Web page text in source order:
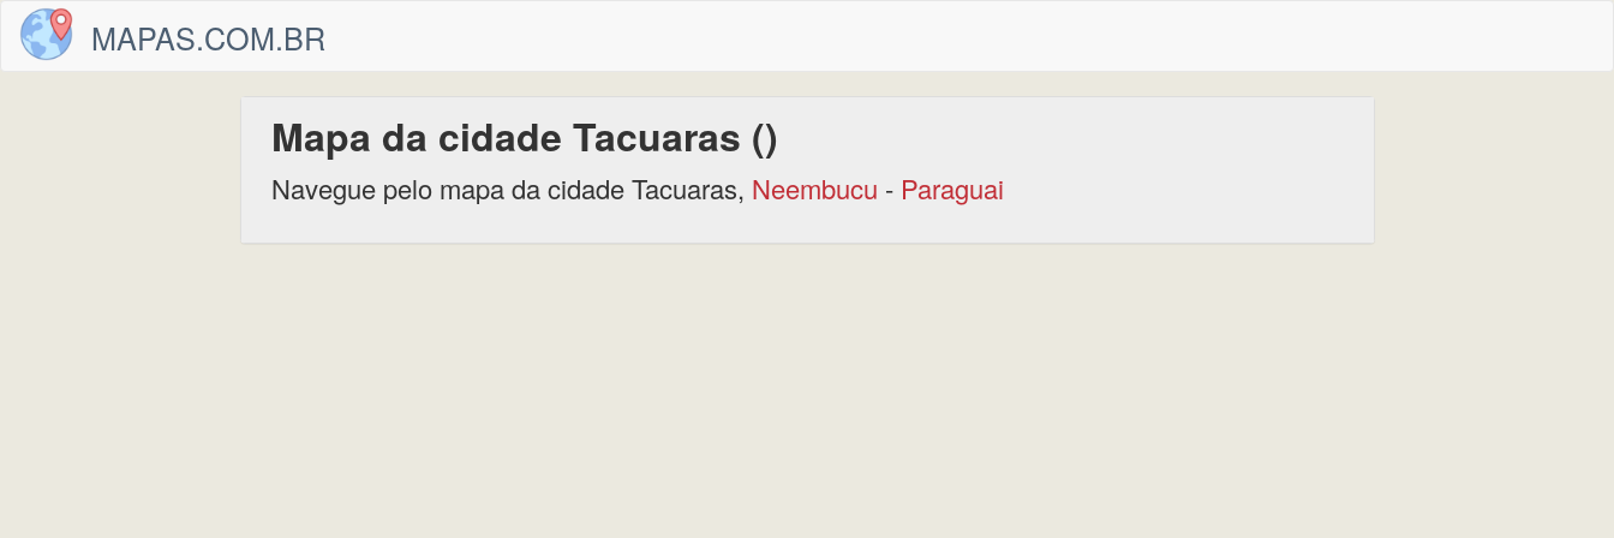
MAPAS.COM.BR
Mapa da cidade Tacuaras ()
Navegue pelo mapa da cidade Tacuaras, Neembucu - Paraguai